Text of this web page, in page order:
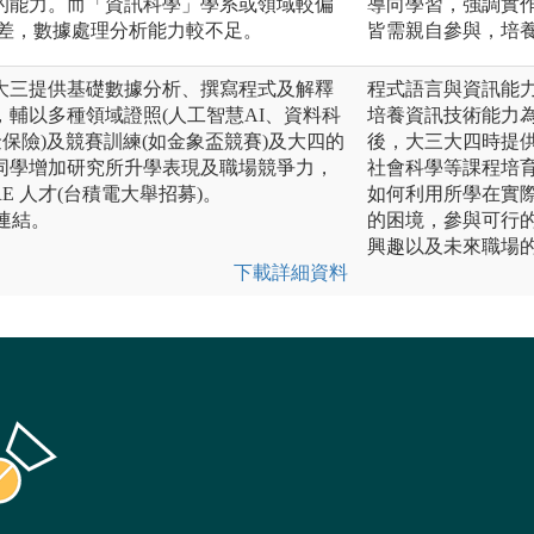
力。而「資訊科學」學系或領域較偏
，數據處理分析能力較不足。
導向學習，強調實
皆需親自參與，培
三提供基礎數據分析、撰寫程式及解釋
輔以多種領域證照(人工智慧AI、資料科
險)及競賽訓練(如金象盃競賽)及大四的
增加研究所升學表現及職場競爭力，
人才(台積電大舉招募)。
。
下載詳細資料
程式語言與資訊能
培養資訊技術能力
後，大三大四時提
社會科學等課程培
如何利用所學在實
的困境，參與可行
興趣以及未來職場